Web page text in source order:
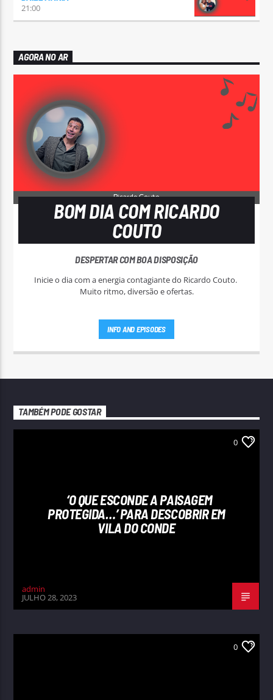
21:00
AGORA NO AR
BOM DIA COM RICARDO
COUTO
DESPERTAR COM BOA DISPOSIÇÃO
Inicie o dia com a energia contagiante do Ricardo Couto.
Muito ritmo, diversão e ofertas.
INFO AND EPISODES
TAMBÉM PODE GOSTAR
0
‘O QUE ESCONDE A PAISAGEM
PROTEGIDA…’ PARA DESCOBRIR EM
VILA DO CONDE
admin
JULHO 28, 2023
0